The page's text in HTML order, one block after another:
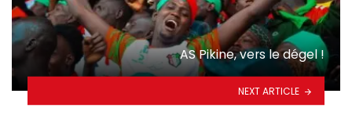
AS Pikine, vers le dégel !
NEXT ARTICLE